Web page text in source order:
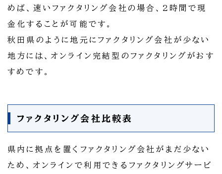
めば、速いファクタリング会社の場合、2時間で現
金化することが可能です。
秋田県のように地元にファクタリング会社が少ない
地方には、オンライン完結型のファクタリングがおす
すめです。
ファクタリング会社比較表
県内に拠点を置くファクタリング会社がまだ少ない
ため、オンラインで利用できるファクタリングサービ